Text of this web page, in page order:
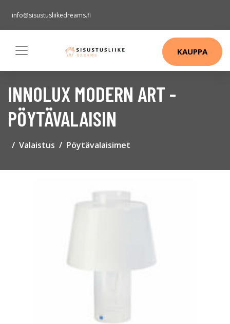
info@sisustusliikedreams.fi
KAUPPA
INNOLUX MODERN ART -
PÖYTÄVALAISIN
Valaistus Pöytävalaisimet